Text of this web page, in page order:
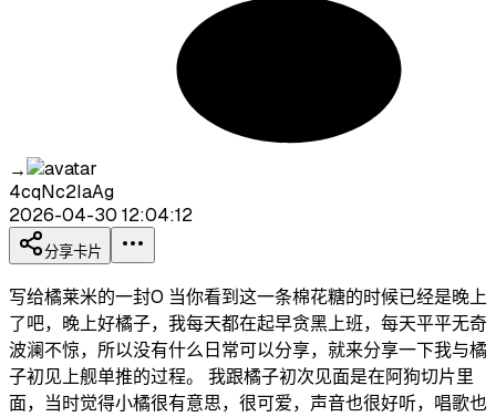
→
4cqNc2IaAg
2026-04-30 12:04:12
分享卡片
写给橘莱米的一封O 当你看到这一条棉花糖的时候已经是晚上
了吧，晚上好橘子，我每天都在起早贪黑上班，每天平平无奇
波澜不惊，所以没有什么日常可以分享，就来分享一下我与橘
子初见上舰单推的过程。 我跟橘子初次见面是在阿狗切片里
面，当时觉得小橘很有意思，很可爱，声音也很好听，唱歌也